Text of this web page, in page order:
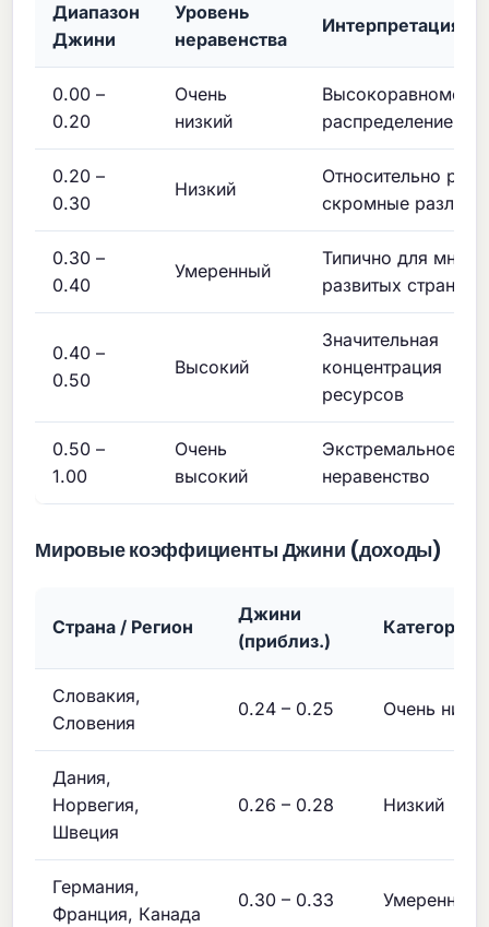
Диапазон
Джини
Уровень
неравенства
Интерпретация
0.00 –
0.20
Очень
низкий
распределение
0.20 –
0.30
Низкий
Относительно
скромные
0.30 –
0.40
Умеренный
Типично для
развитых стран
0.40 –
0.50
Высокий
Значительная
концентрация
ресурсов
0.50 –
1.00
Очень
высокий
Экстремальное
неравенство
Мировые коэффициенты Джини (доходы)
Страна / Регион
Джини
(приблиз.)
Категория
Словакия,
Словения
0.24 – 0.25 Очень
Дания,
Норвегия,
Швеция
0.26 – 0.28 Низкий
Германия,
Франция, Канада
0.30 – 0.33 Умеренный